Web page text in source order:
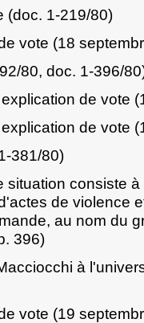
(doc. 1-219/80)
vote (18
80, doc. 1-396/
de vote
de vote
381/80)
situation consiste
de violence
au nom du
396)
à
vote (19